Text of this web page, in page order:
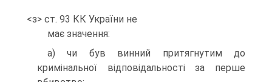
<з> ст. 93 КК України не
має значення:
а) чи був винний притягнутим до
кримiнальної вiдповiдальностi за перше